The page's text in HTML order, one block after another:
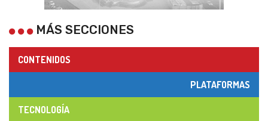
MÁS SECCIONES
CONTENIDOS
PLATAFORMAS
TECNOLOGÍA